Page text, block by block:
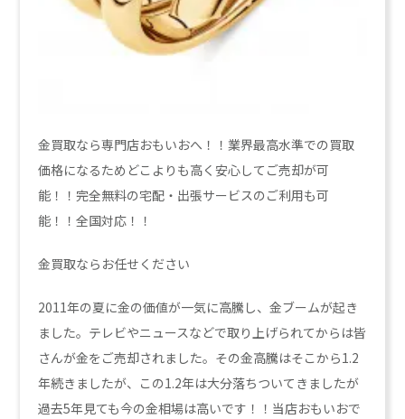
金買取なら専門店おもいおへ！！業界最高水準での買取
価格になるためどこよりも高く安心してご売却が可
能！！完全無料の宅配・出張サービスのご利用も可
能！！全国対応！！
金買取ならお任せください
2011年の夏に金の価値が一気に高騰し、金ブームが起き
ました。テレビやニュースなどで取り上げられてからは皆
さんが金をご売却されました。その金高騰はそこから1.2
年続きましたが、この1.2年は大分落ちついてきましたが
過去5年見ても今の金相場は高いです！！当店おもいおで